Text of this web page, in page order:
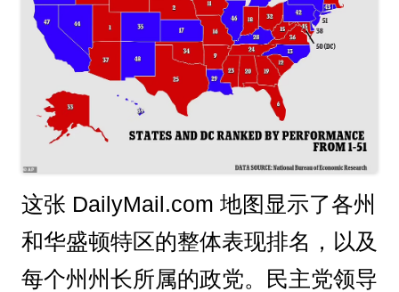
这张 DailyMail.com 地图显示了各州
和华盛顿特区的整体表现排名，以及
每个州州长所属的政党。民主党领导